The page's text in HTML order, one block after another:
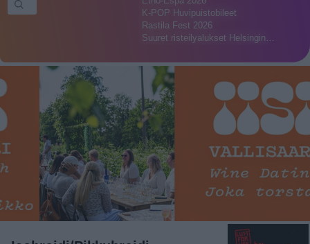
K-POP Huvipuistobileet
Rastila Fest 2026
Suuret risteilyalukset Helsingin…